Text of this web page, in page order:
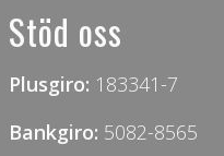
Stöd oss
Plusgiro: 183341-7
Bankgiro: 5082-8565